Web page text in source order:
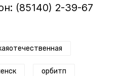
(85140) 2-39-67
орбитп